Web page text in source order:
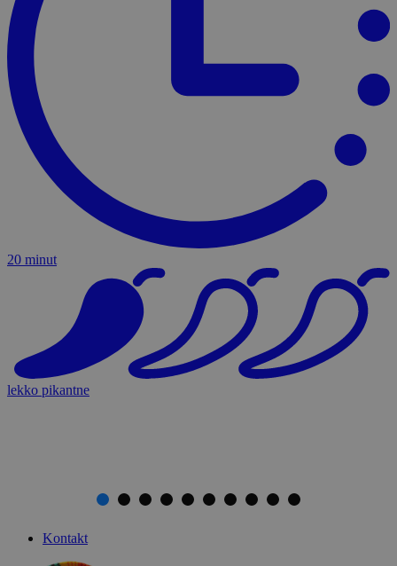
20 minut
lekko pikantne
Kontakt